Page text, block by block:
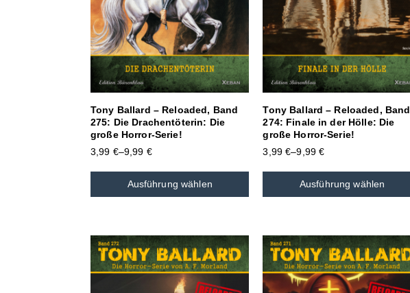
Tony Ballard – Reloaded, Band
275: Die Drachentöterin: Die
große Horror-Serie!
3,99 €–9,99 €
Ausführung wählen
Tony Ballard – Reloaded, Band
274: Finale in der Hölle: Die
große Horror-Serie!
3,99€–9,99€
Ausführung wählen